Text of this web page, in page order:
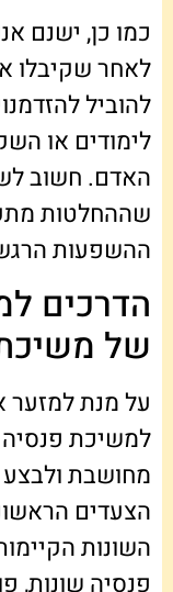
כמו כן, ישנם
לאחר שקיבלו
להוביל
לימודים או
האדם. חשוב
שההחלטות
ההשפעות
הדרכים
של
על מנת למזער
למשיכת
מחושבת
הצעדים
השונות
פנסיה שונות,